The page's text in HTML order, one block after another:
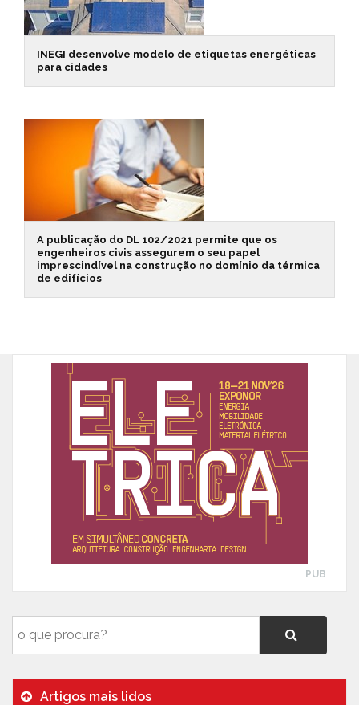
INEGI desenvolve modelo de etiquetas energéticas
para cidades
A publicação do DL 102/2021 permite que os
engenheiros civis assegurem o seu papel
imprescindível na construção no domínio da térmica
de edifícios
PUB
Artigos mais lidos